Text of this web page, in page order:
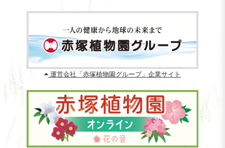
運営会社「赤塚植物園グループ」企業サイト